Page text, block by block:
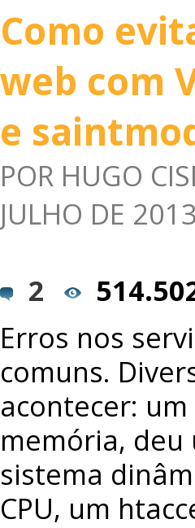
Como
web com
e
POR HUGO
JULHO DE 2013
2
Erros nos
comuns.
acontecer:
memória,
sistema
CPU, um